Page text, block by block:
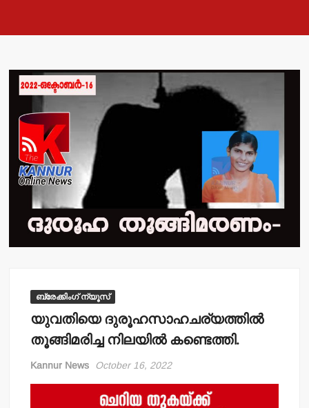
ബ്രേക്കിംഗ് ന്യൂസ്
യുവതിയെ ദുരൂഹസാഹചര്യത്തില്‍
തൂങ്ങിമരിച്ച നിലയില്‍ കണ്ടെത്തി.
Kannur News October 16, 2022